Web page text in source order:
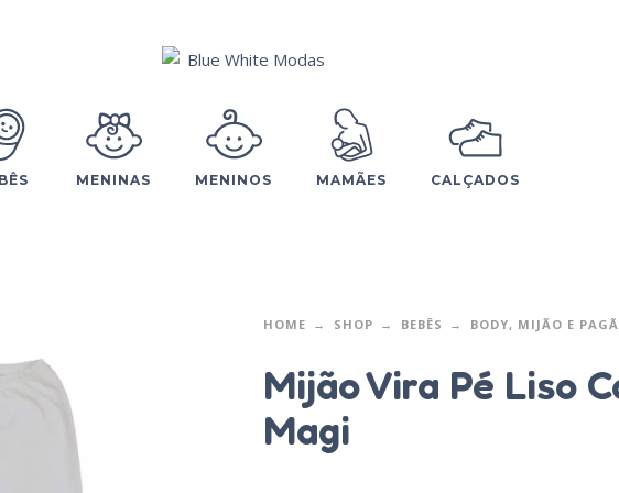
MENINAS MENINOS MAMÃES CALÇADOS
HOME SHOP BEBÊS BODY, MIJÃO E
Mijão Vira Pé Liso
Magi